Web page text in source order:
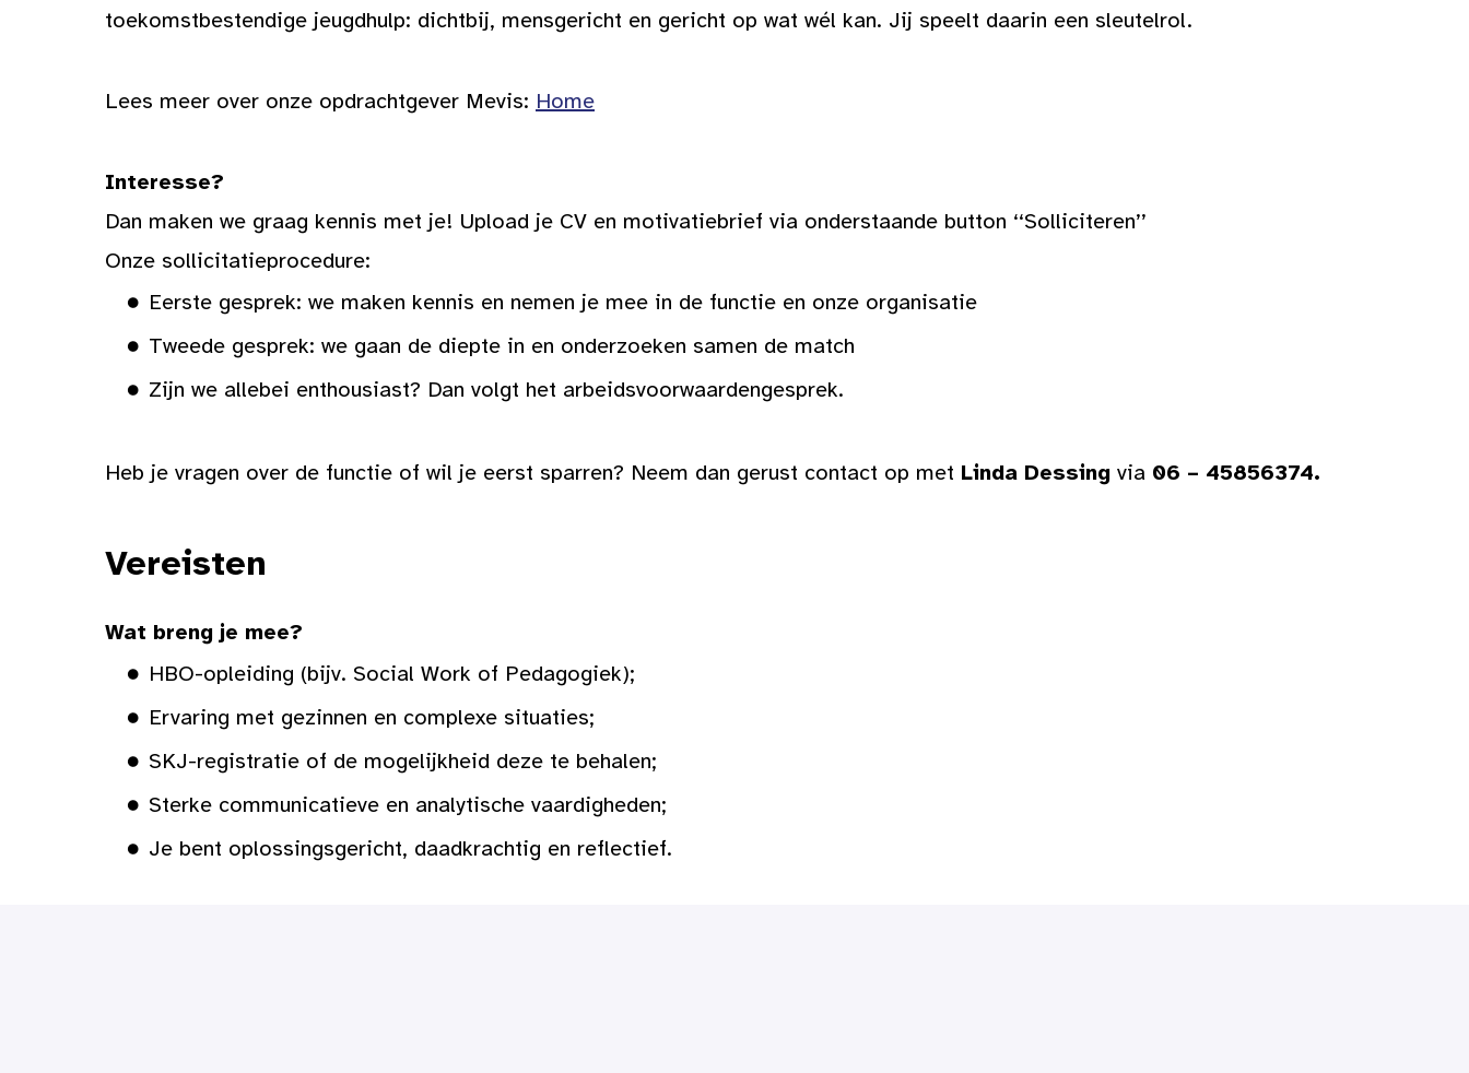
toekomstbestendige jeugdhulp: dichtbij, mensgericht en gericht op wat wél kan. Jij speelt daarin een sleutelrol.
Lees meer over onze opdrachtgever Mevis: Home
Interesse?
Dan maken we graag kennis met je! Upload je CV en motivatiebrief via onderstaande button ‘‘Solliciteren’’
Onze sollicitatieprocedure:
Eerste gesprek: we maken kennis en nemen je mee in de functie en onze organisatie
Tweede gesprek: we gaan de diepte in en onderzoeken samen de match
Zijn we allebei enthousiast? Dan volgt het arbeidsvoorwaardengesprek.
Heb je vragen over de functie of wil je eerst sparren? Neem dan gerust contact op met Linda Dessing via 06 – 45856374.
Vereisten
Wat breng je mee?
HBO-opleiding (bijv. Social Work of Pedagogiek);
Ervaring met gezinnen en complexe situaties;
SKJ-registratie of de mogelijkheid deze te behalen;
Sterke communicatieve en analytische vaardigheden;
Je bent oplossingsgericht, daadkrachtig en reflectief.